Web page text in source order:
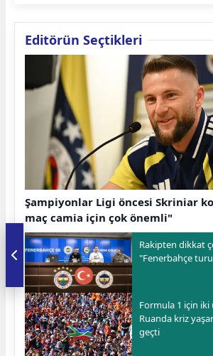
Editörün Seçtikleri
Şampiyonlar Ligi öncesi Skriniar
maç camia için çok önemli"
Rakipten dikkat
"Fenerbahçe
Formula 1 için iki
Ruanda kriz
geçti